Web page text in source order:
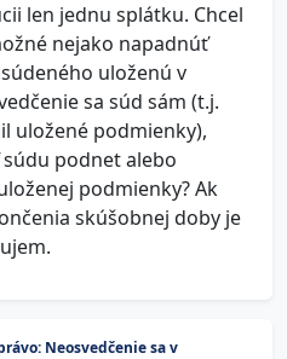
len jednu splátku. Chcel
nejako napadnúť
uloženú v
sa súd sám (t.j.
uložené podmienky),
podnet alebo
podmienky? Ak
skúšobnej doby je
Neosvedčenie sa v